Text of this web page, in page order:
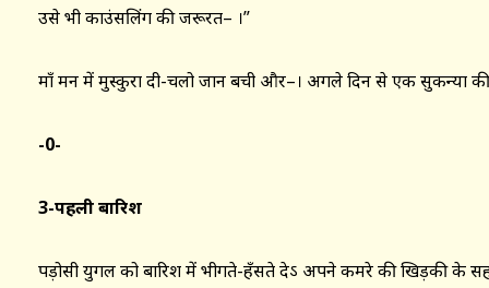
उसे भी काउंसलिंग की जरूरत– ।”
माँ मन में मुस्कुरा दी-चलो जान बची और–। अगले दिन से एक सुकन्या
-0-
3-पहली बारिश
पड़ोसी युगल को बारिश में भीगते-हँसते देऽ अपने कमरे की खिड़की के